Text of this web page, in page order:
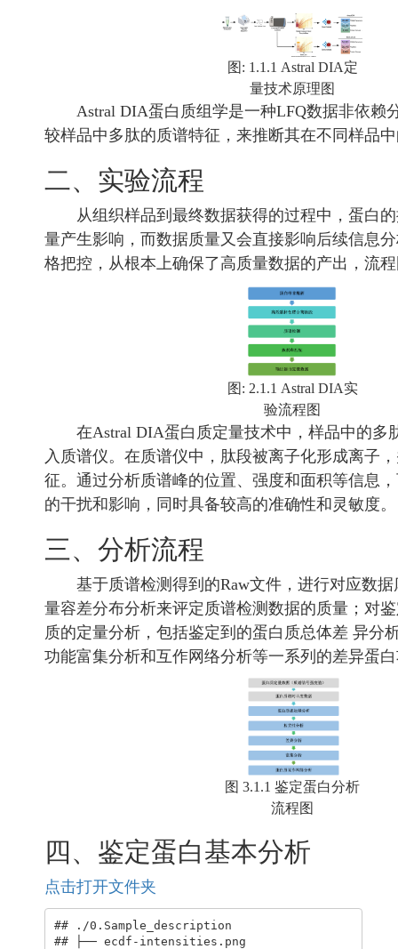
图: 1.1.1 Astral DIA定
量技术原理图
Astral DIA蛋白质组学是一种LFQ数据非依赖
较样品中多肽的质谱特征，来推断其在不同样品
二、实验流程
从组织样品到最终数据获得的过程中，蛋白的
量产生影响，而数据质量又会直接影响后续信息
格把控，从根本上确保了高质量数据的产出，流
图: 2.1.1 Astral DIA实
验流程图
在Astral DIA蛋白质定量技术中，样品中的多
入质谱仪。在质谱仪中，肽段被离子化形成离子
征。通过分析质谱峰的位置、强度和面积等信息
的干扰和影响，同时具备较高的准确性和灵敏度。
三、分析流程
基于质谱检测得到的Raw文件，进行对应数据
量容差分布分析来评定质谱检测数据的质量；对
质的定量分析，包括鉴定到的蛋白质总体差 异分
功能富集分析和互作网络分析等一系列的差异蛋
图 3.1.1 鉴定蛋白分析
流程图
四、鉴定蛋白基本分析
点击打开文件夹
## ./0.Sample_description
## ├── ecdf-intensities.png